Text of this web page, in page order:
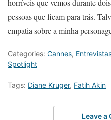
horríveis que vemos durante
pessoas que ficam para trás.
empatia sobre a minha
Categories: Cannes, Entrevistas
Spotlight
Tags: Diane Kruger, Fatih Akin
Leave a